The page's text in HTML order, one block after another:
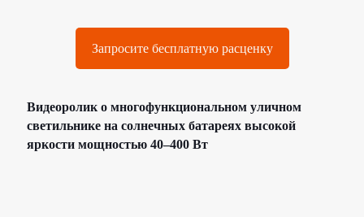
Запросите бесплатную расценку
Видеоролик о многофункциональном уличном
светильнике на солнечных батареях высокой
яркости мощностью 40–400 Вт